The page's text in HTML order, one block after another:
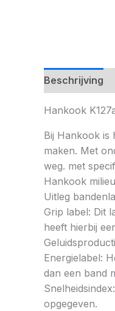
Beschrijving
Hankook
Bij Hankook is
maken. Met
weg. met
Hankook
Uitleg
Grip label: Dit
heeft hierbij
Energielabel:
dan een band
opgegeven.